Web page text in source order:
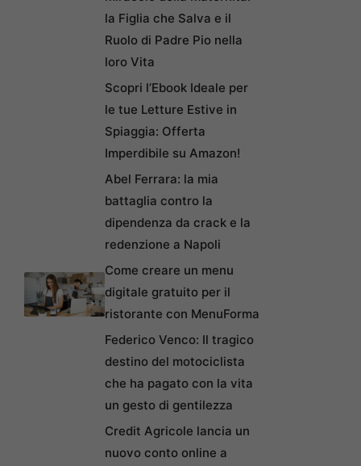
la Figlia che Salva e il
Ruolo di Padre Pio nella
loro Vita
Scopri l’Ebook Ideale per
le tue Letture Estive in
Spiaggia: Offerta
Imperdibile su Amazon!
Abel Ferrara: la mia
battaglia contro la
dipendenza da crack e la
redenzione a Napoli
Come creare un menu
digitale gratuito per il
ristorante con MenuForma
Federico Venco: Il tragico
destino del motociclista
che ha pagato con la vita
un gesto di gentilezza
Credit Agricole lancia un
nuovo conto online a